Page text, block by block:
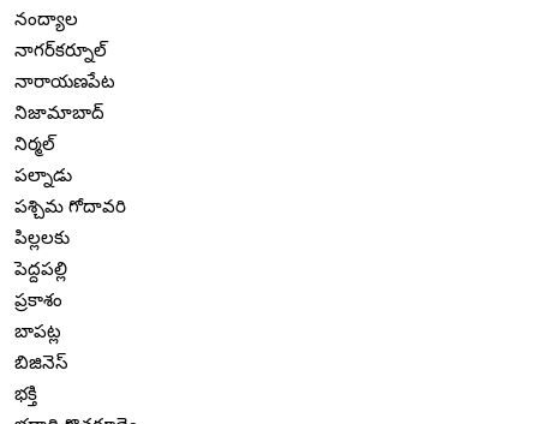
నంద్యాల
నాగర్‌కర్నూల్
నారాయణపేట
నిజామాబాద్
నిర్మల్
పల్నాడు
పశ్చిమ గోదావరి
పిల్లలకు
పెద్దపల్లి
ప్రకాశం
బాపట్ల
బిజినెస్
భక్తి